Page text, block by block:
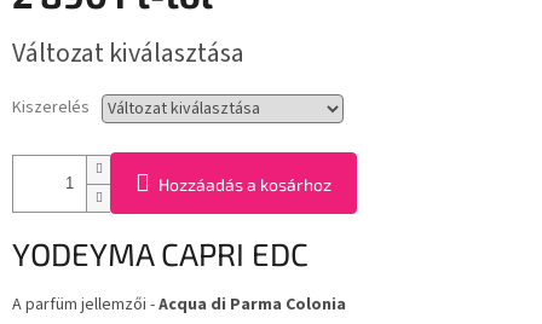
Változat kiválasztása
Kiszerelés
Hozzáadás a kosárhoz
YODEYMA CAPRI EDC
A parfüm jellemzői -Acqua di Parma Colonia